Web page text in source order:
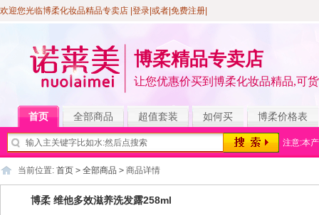
欢迎您光临博柔化妆品精品专卖店 |登录 |或者| 免费注册
博柔精品专卖店
让您优惠价买到博柔化妆品精品,可
首页 全部商品 超值套装 如何买 博柔价格表
注意:本
当前位置: 首页 > 全部商品 > 商品详情
博柔 维他多效滋养洗发露258ml